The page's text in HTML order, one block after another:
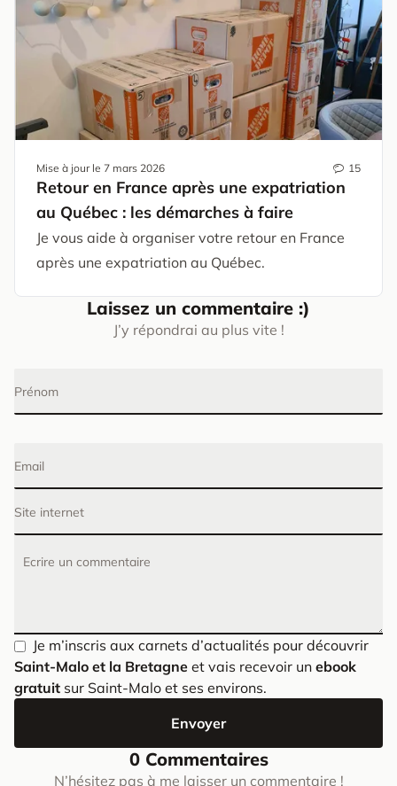
Mise à jour le 7 mars 2026 15
Retour en France après une expatriation
au Québec : les démarches à faire
Je vous aide à organiser votre retour en France
après une expatriation au Québec.
Laissez un commentaire :)
J’y répondrai au plus vite !
Prénom
Email
Site internet
Je m’inscris aux carnets d’actualités pour découvrir
Saint-Malo et la Bretagne et vais recevoir un ebook
gratuit sur Saint-Malo et ses environs.
Envoyer
0 Commentaires
N’hésitez pas à me laisser un commentaire !